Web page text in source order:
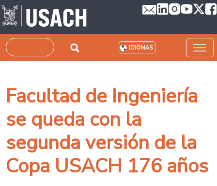
Pasar al contenido principal
Buscar IDIOMAS
Facultad de Ingeniería
se queda con la
segunda versión de la
Copa USACH 176 años